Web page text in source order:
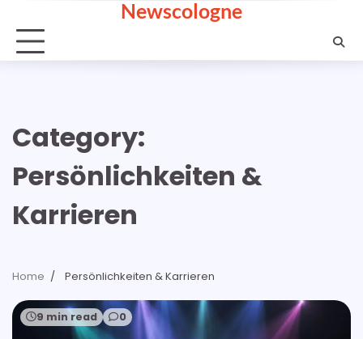
content
Newscologne
Category:
Persönlichkeiten &
Karrieren
Home Persönlichkeiten & Karrieren
9 min read 0